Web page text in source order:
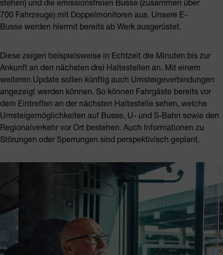
stehen) und die emissionsfreien Busse (zusammen über
700 Fahrzeuge) mit Doppelmonitoren aus. Unsere E-
Busse werden hiermit bereits ab Werk ausgerüstet.
Diese zeigen beispielsweise in Echtzeit die Minuten bis zur
Ankunft an den nächsten drei Haltestellen an. Mit einem
weiteren Update sollen künftig auch Umsteigeverbindungen
angezeigt werden können. So können Fahrgäste bereits vor
dem Eintreffen an der nächsten Haltestelle sehen, welche
Umsteigemöglichkeiten auf Busse, U- und S-Bahn sowie den
Regionalverkehr vor Ort bestehen. Auch Informationen zu
Störungen oder Sperrungen sind perspektivisch geplant.